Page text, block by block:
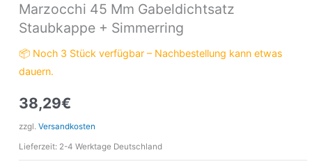
Marzocchi 45 Mm Gabeldichtsatz
Staubkappe + Simmerring
📦 Noch 3 Stück verfügbar – Nachbestellung kann etwas
dauern.
38,29€
zzgl. Versandkosten
Lieferzeit: 2-4 Werktage Deutschland